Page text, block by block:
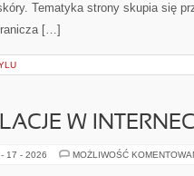
Tematyka strony skupia się
[…]
W
17 - 2026 MOŻLIWOŚĆ